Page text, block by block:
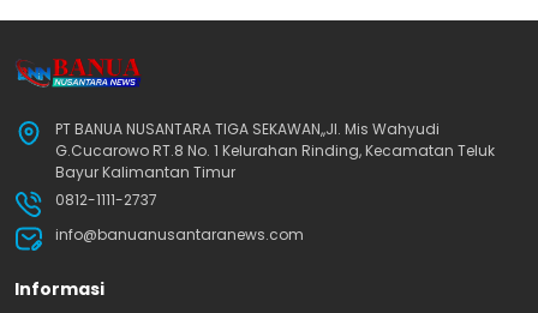
PT BANUA NUSANTARA TIGA SEKAWAN,,Jl. Mis Wahyudi
G.Cucarowo RT.8 No. 1 Kelurahan Rinding, Kecamatan Teluk
Bayur Kalimantan Timur
0812-1111-2737
info@banuanusantaranews.com
Informasi